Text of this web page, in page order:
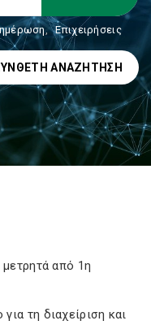
, Επιχειρήσεις
ΑΝΑΖΉΤΗΣΗ
από 1η
τη διαχείριση και